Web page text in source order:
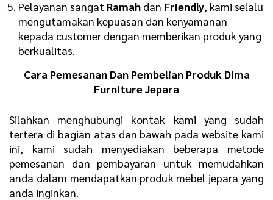
Pelayanan sangat Ramah dan Friendly, kami selalu
mengutamakan kepuasan dan kenyamanan
kepada customer dengan memberikan produk yang
berkualitas.
Cara Pemesanan Dan Pembelian Produk Dima
Furniture Jepara
Silahkan menghubungi kontak kami yang sudah
tertera di bagian atas dan bawah pada website kami
ini, kami sudah menyediakan beberapa metode
pemesanan dan pembayaran untuk memudahkan
anda dalam mendapatkan produk mebel jepara yang
anda inginkan.